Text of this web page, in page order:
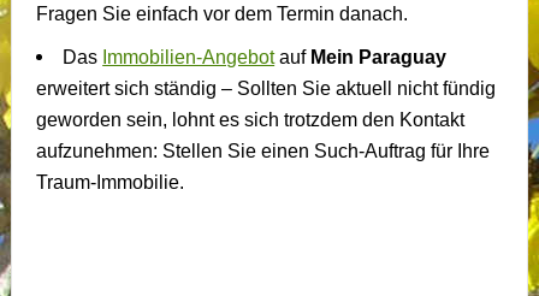
Fragen Sie einfach vor dem Termin danach.
Das Immobilien-Angebotauf Mein Paraguay
erweitert sich ständig – Sollten Sie aktuell nicht fündig
geworden sein, lohnt es sich trotzdem den Kontakt
aufzunehmen: Stellen Sie einen Such-Auftrag für Ihre
Traum-Immobilie.